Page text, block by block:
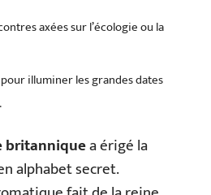
axées sur l’écologie ou la
illuminer les grandes dates
britanniquea érigé la
alphabet secret.